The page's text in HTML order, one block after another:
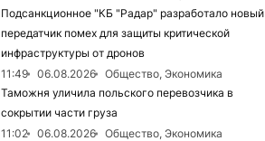
Подсанкционное "КБ "Радар" разработало новый
передатчик помех для защиты критической
инфраструктуры от дронов
11:49
06.08.2026
Общество, Экономика
Таможня уличила польского перевозчика в
сокрытии части груза
11:02
06.08.2026
Общество, Экономика